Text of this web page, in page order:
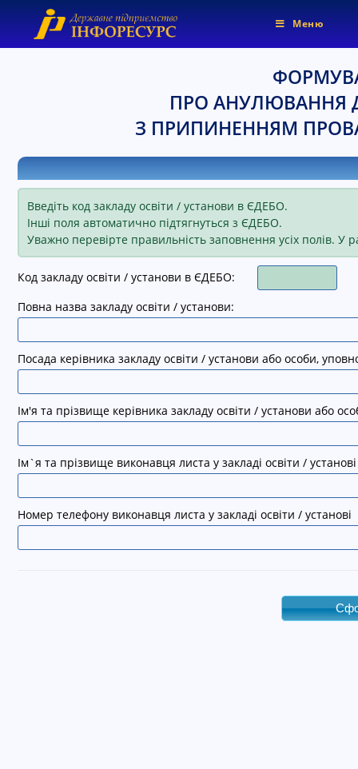
Позначити заголовки
Колір фону
zoom_out Зменшити
zoom_in Збільшити
remove_circle_outline Зменшити шрифт
add_circle_outline Збільшити шрифт
format_underlined Підкреслені посилання
font_download Позначити посилання
Меню
ПРО АНУЛЮВАННЯ
З ПРИПИНЕННЯМ
Введіть код закладу освіти / установи в ЄДЕБО.
Інші поля автоматично підтягнуться з ЄДЕБО.
Уважно перевірте правильність заповнення усіх полів. У
Код закладу освіти / установи в ЄДЕБО:
Повна назва закладу освіти / установи:
Посада керівника закладу освіти / установи або особи,
Ім'я та прізвище керівника закладу освіти / установи або
Ім`я та прізвище виконавця листа у закладі освіти / установі
Номер телефону виконавця листа у закладі освіти / установі